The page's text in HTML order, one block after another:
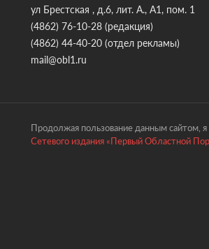
ул Брестская , д.6, лит. А., А1, пом. 1
(4862) 76-10-28 (редакция)
(4862) 44-40-20 (отдел рекламы)
mail@obl1.ru
Продолжая пользование данным сайтом,
Сетевого издания «Первый Областной